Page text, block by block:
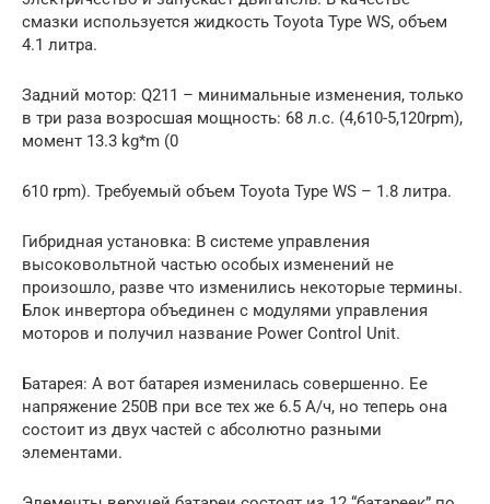
смазки используется жидкость Toyota Type WS, объем
4.1 литра.
Задний мотор: Q211 – минимальные изменения, только
в три раза возросшая мощность: 68 л.с. (4,610-5,120rpm),
момент 13.3 kg*m (0
610 rpm). Требуемый объем Toyota Type WS – 1.8 литра.
Гибридная установка: В системе управления
высоковольтной частью особых изменений не
произошло, разве что изменились некоторые термины.
Блок инвертора объединен с модулями управления
моторов и получил название Power Control Unit.
Батарея: А вот батарея изменилась совершенно. Ее
напряжение 250В при все тех же 6.5 А/ч, но теперь она
состоит из двух частей с абсолютно разными
элементами.